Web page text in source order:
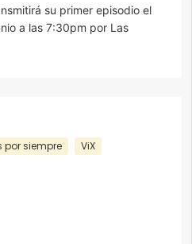
su primer episodio el
a las 7:30pm por Las
por siempre ViX